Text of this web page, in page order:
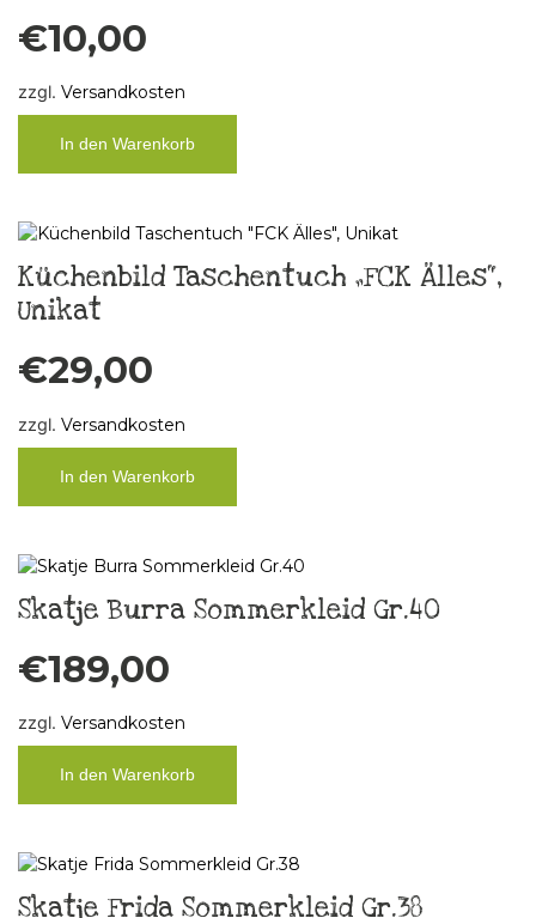
€10,00
zzgl. Versandkosten
In den Warenkorb
Küchenbild Taschentuch „FCK Älles“,
Unikat
€29,00
zzgl. Versandkosten
In den Warenkorb
Skatje Burra Sommerkleid Gr.40
€189,00
zzgl. Versandkosten
In den Warenkorb
Skatje Frida Sommerkleid Gr.38